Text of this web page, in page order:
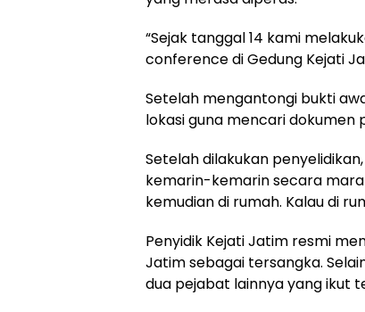
“Sejak tanggal 14 kami
conference di Gedung Kejati
Setelah mengantongi bukti
lokasi guna mencari dokumen
Setelah dilakukan
kemarin-kemarin secara
kemudian di rumah. Kalau di
Penyidik Kejati Jatim resmi
Jatim sebagai tersangka.
dua pejabat lainnya yang ikut